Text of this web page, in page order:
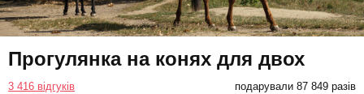
Прогулянка на конях для двох
3 416 відгуків подарували 87 849 разів